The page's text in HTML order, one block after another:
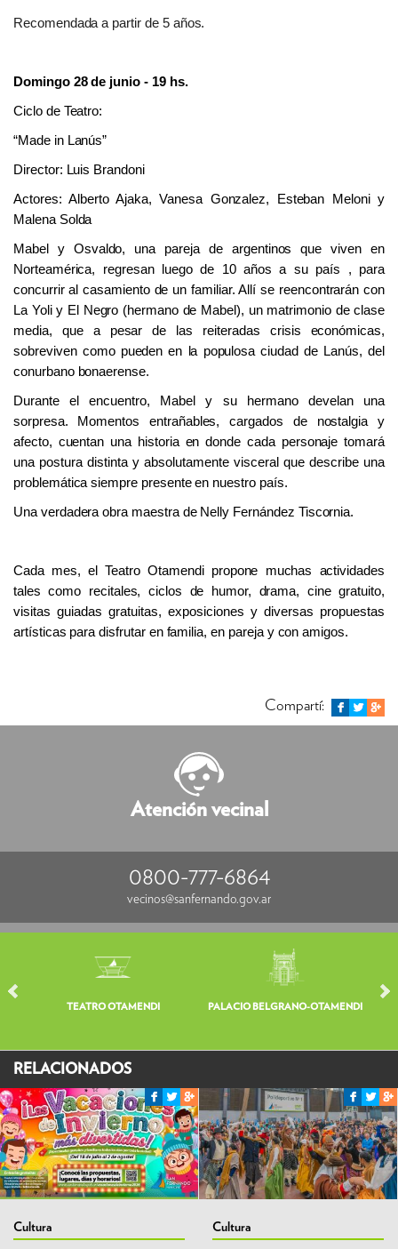
Recomendada a partir de 5 años.
Domingo28 de junio - 19 hs.
Ciclode Teatro:
“Made in Lanús”
Director: Luis Brandoni
Actores:Alberto Ajaka, Vanesa Gonzalez, Esteban Meloni y
Malena Solda
Mabel y Osvaldo, una pareja de argentinos que viven en
Norteamérica, regresan luego de 10 años a su país , para
concurrir al casamiento de un familiar. Allí se reencontrarán con
La Yoli y El Negro (hermano de Mabel), un matrimonio de clase
media, que a pesar de las reiteradas crisis económicas,
sobreviven como pueden en la populosa ciudad de Lanús, del
conurbano bonaerense.
Durante el encuentro, Mabel y su hermano develan una
sorpresa. Momentos entrañables, cargados de nostalgia y
afecto, cuentan una historia en donde cada personaje tomará
una postura distinta y absolutamente visceral que describe una
problemática siempre presente en nuestro país.
Una verdadera obra maestra de Nelly Fernández Tiscornia.
Cada mes, el Teatro Otamendi propone muchas actividades
tales como recitales, ciclos de humor, drama, cine gratuito,
visitas guiadas gratuitas, exposiciones y diversas propuestas
artísticas para disfrutar en familia, en pareja y con amigos.
Compartí:
Atención vecinal
0800-777-6864
vecinos@sanfernando.gov.ar
TEATRO OTAMENDI PALACIO BELGRANO-OTAMENDI
RELACIONADOS
Cultura Cultura